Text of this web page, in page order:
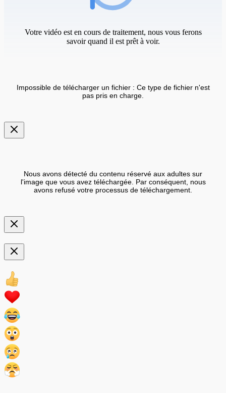
Votre vidéo est en cours de traitement, nous vous ferons
savoir quand il est prêt à voir.
Impossible de télécharger un fichier : Ce type de fichier n'est
pas pris en charge.
Nous avons détecté du contenu réservé aux adultes sur
l'image que vous avez téléchargée. Par conséquent, nous
avons refusé votre processus de téléchargement.